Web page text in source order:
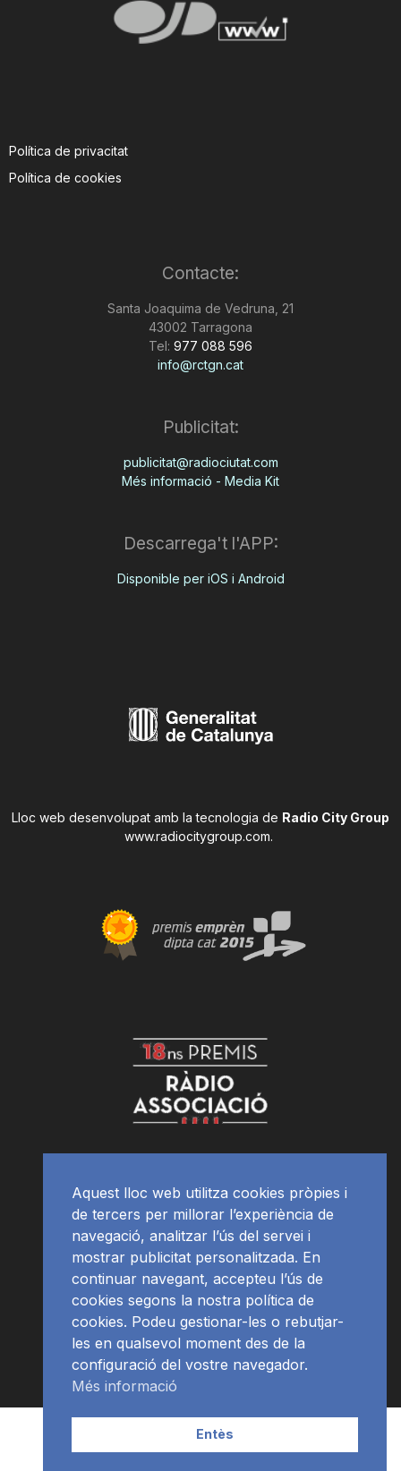
Política de privacitat
Política de cookies
Contacte:
Santa Joaquima de Vedruna, 21
43002 Tarragona
Tel: 977 088 596
info@rctgn.cat
Publicitat:
publicitat@radiociutat.com
Més informació - Media Kit
Descarrega't l'APP:
Disponible per iOS i Android
Lloc web desenvolupat amb la tecnologia de Radio City Group
www.radiocitygroup.com.
APP Programació
Aquest lloc web utilitza cookies pròpies i
de tercers per millorar l’experiència de
navegació, analitzar l’ús del servei i
mostrar publicitat personalitzada. En
continuar navegant, accepteu l’ús de
cookies segons la nostra política de
cookies. Podeu gestionar-les o rebutjar-
les en qualsevol moment des de la
configuració del vostre navegador.
Més informació
Entès